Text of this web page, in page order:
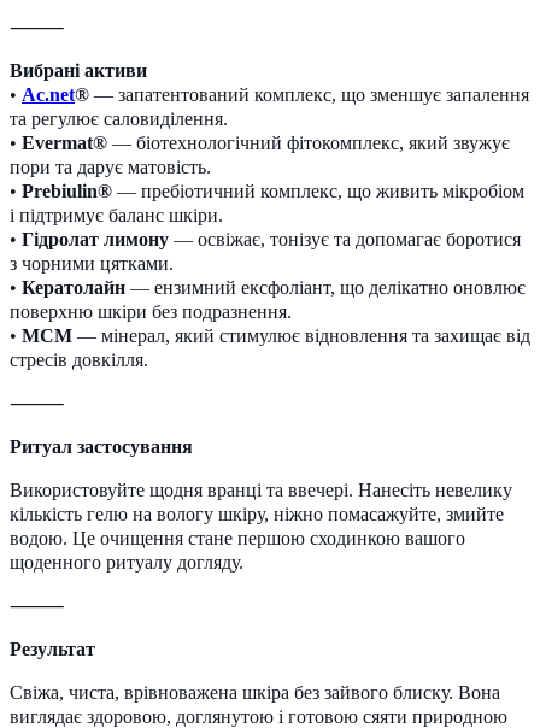
⸻
Вибрані активи
• Ac.net® — запатентований комплекс, що зменшує запалення
та регулює саловиділення.
• Evermat® — біотехнологічний фітокомплекс, який звужує
пори та дарує матовість.
• Prebiulin® — пребіотичний комплекс, що живить мікробіом
і підтримує баланс шкіри.
• Гідролат лимону — освіжає, тонізує та допомагає боротися
з чорними цятками.
• Кератолайн — ензимний ексфоліант, що делікатно оновлює
поверхню шкіри без подразнення.
• МСМ — мінерал, який стимулює відновлення та захищає від
стресів довкілля.
⸻
Ритуал застосування
Використовуйте щодня вранці та ввечері. Нанесіть невелику
кількість гелю на вологу шкіру, ніжно помасажуйте, змийте
водою. Це очищення стане першою сходинкою вашого
щоденного ритуалу догляду.
⸻
Результат
Свіжа, чиста, врівноважена шкіра без зайвого блиску. Вона
виглядає здоровою, доглянутою і готовою сяяти природною